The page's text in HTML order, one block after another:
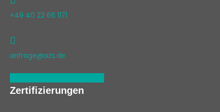
+49 40 22 66 1171
anfrage@azs.de
Zertifizierungen